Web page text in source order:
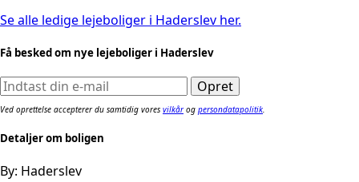
Se alle ledige lejeboliger i Haderslev her.
Få besked om nye lejeboliger i Haderslev
Ved oprettelse accepterer du samtidig vores vilkårog persondatapolitik
Detaljer om boligen
By: Haderslev